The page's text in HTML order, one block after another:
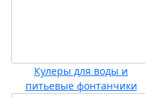
Кулеры для воды и
питьевые фонтанчики